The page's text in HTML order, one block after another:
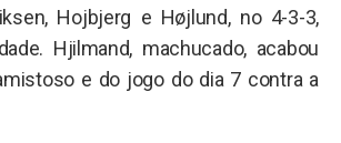
Hojbjerg e Højlund, no 4-3-3,
Hjilmand, machucado, acabou
e do jogo do dia 7 contra a